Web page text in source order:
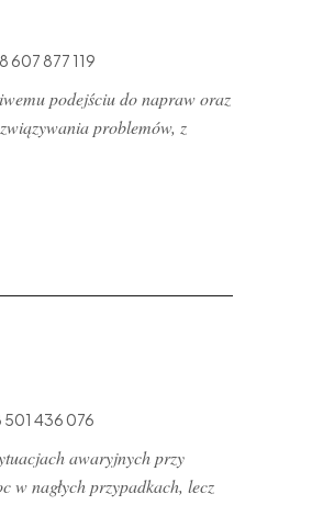
607 877 119
podejściu do napraw oraz
problemów, z
501 436 076
awaryjnych przy
w nagłych przypadkach, lecz